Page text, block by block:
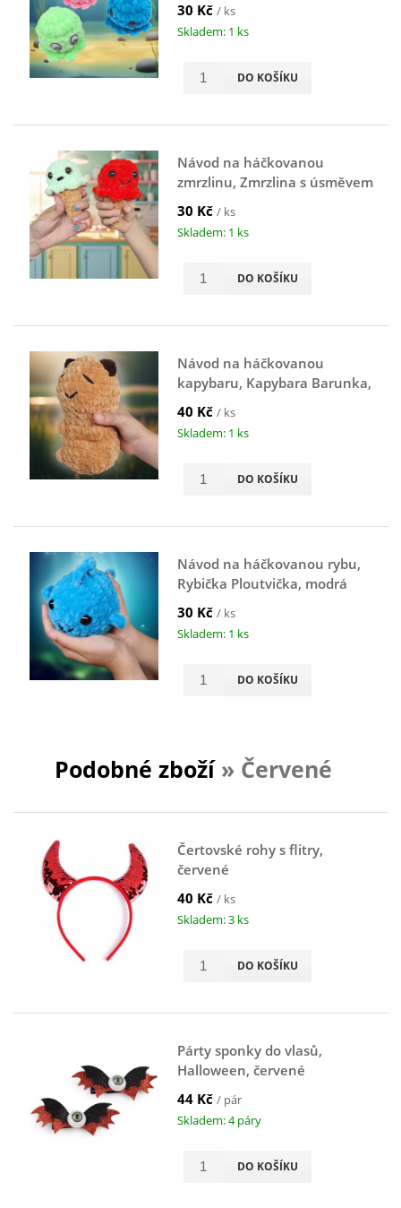
30 Kč / ks
Skladem: 1 ks
DO KOŠÍKU
Návod na háčkovanou
zmrzlinu, Zmrzlina s úsměvem
30 Kč / ks
Skladem: 1 ks
DO KOŠÍKU
Návod na háčkovanou
kapybaru, Kapybara Barunka,
40 Kč / ks
Skladem: 1 ks
DO KOŠÍKU
Návod na háčkovanou rybu,
Rybička Ploutvička, modrá
30 Kč / ks
Skladem: 1 ks
DO KOŠÍKU
Podobné zboží » Červené
Čertovské rohy s flitry,
červené
40 Kč / ks
Skladem: 3 ks
DO KOŠÍKU
Párty sponky do vlasů,
Halloween, červené
44 Kč / pár
Skladem: 4 páry
DO KOŠÍKU